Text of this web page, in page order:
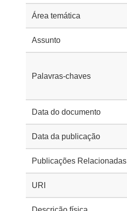
Área temática
Assunto
Palavras-chaves
Data do documento
Data da publicação
Publicações Relacionadas
URI